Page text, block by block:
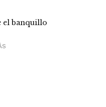
el banquillo